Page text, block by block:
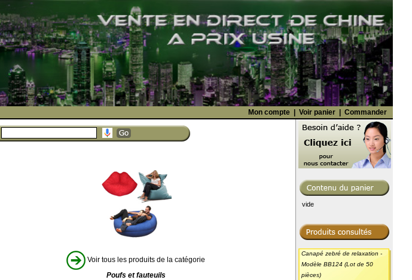
Mon compte | Voir panier | Commander
Voir tous les produits de la catégorie
Poufs et fauteuils
vide
Canapé zebré de relaxation -
Modèle BB124 (Lot de 50
pièces)